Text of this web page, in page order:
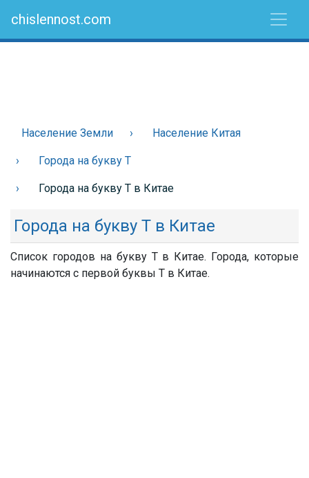
chislennost.com
Население Земли Население Китая
Города на букву Т
Города на букву Т в Китае
Города на букву Т в Китае
Список городов на букву Т в Китае. Города, которые
начинаются с первой буквы Т в Китае.